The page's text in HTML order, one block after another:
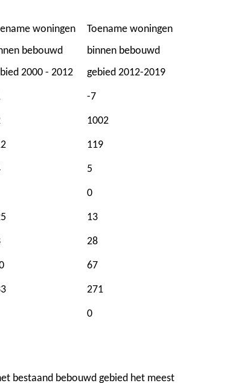
woningen
bebouwd
2000 - 2012
Toename woningen
binnen bebouwd
gebied 2012-2019
-7
1002
119
5
0
13
28
67
271
0
bestaand bebouwd gebied het meest